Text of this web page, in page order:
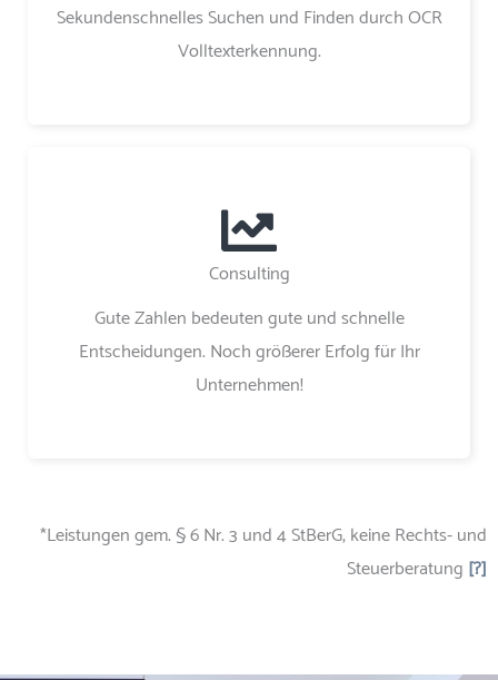
Sekundenschnelles Suchen und Finden durch OCR
Volltexterkennung.
Consulting
Gute Zahlen bedeuten gute und schnelle
Entscheidungen. Noch größerer Erfolg für Ihr
Unternehmen!
*Leistungen gem. § 6 Nr. 3 und 4 StBerG, keine Rechts- und
Steuerberatung [?]